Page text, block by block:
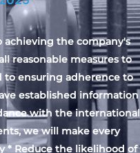
achieving the company's
reasonable measures to
to ensuring adherence to
established information
with the international
we will make every
* Reduce the likelihood of